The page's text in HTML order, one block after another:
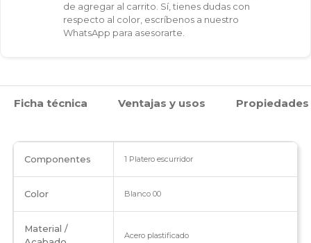
cantidad
de agregar al carrito. Sí, tienes dudas con
respecto al color, escríbenos a nuestro
WhatsApp para asesorarte.
Ficha técnica Ventajas y usos Propiedades
Componentes 1 Platero escurridor
Color Blanco 00
Material /
Acero plastificado